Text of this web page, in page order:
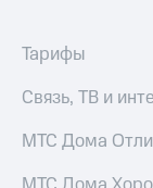
Тарифы
Связь, ТВ и
МТС Дома